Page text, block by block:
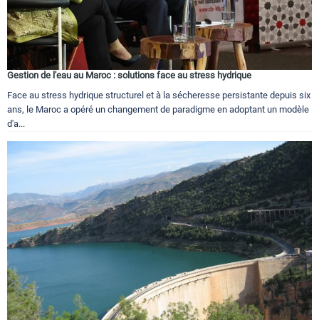
Gestion de l'eau au Maroc : solutions face au stress hydrique
Face au stress hydrique structurel et à la sécheresse persistante depuis six
ans, le Maroc a opéré un changement de paradigme en adoptant un modèle
d'a...